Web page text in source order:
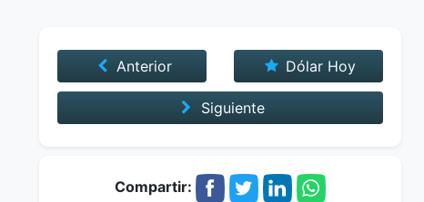
Anterior Dólar Hoy
Siguiente
Compartir: